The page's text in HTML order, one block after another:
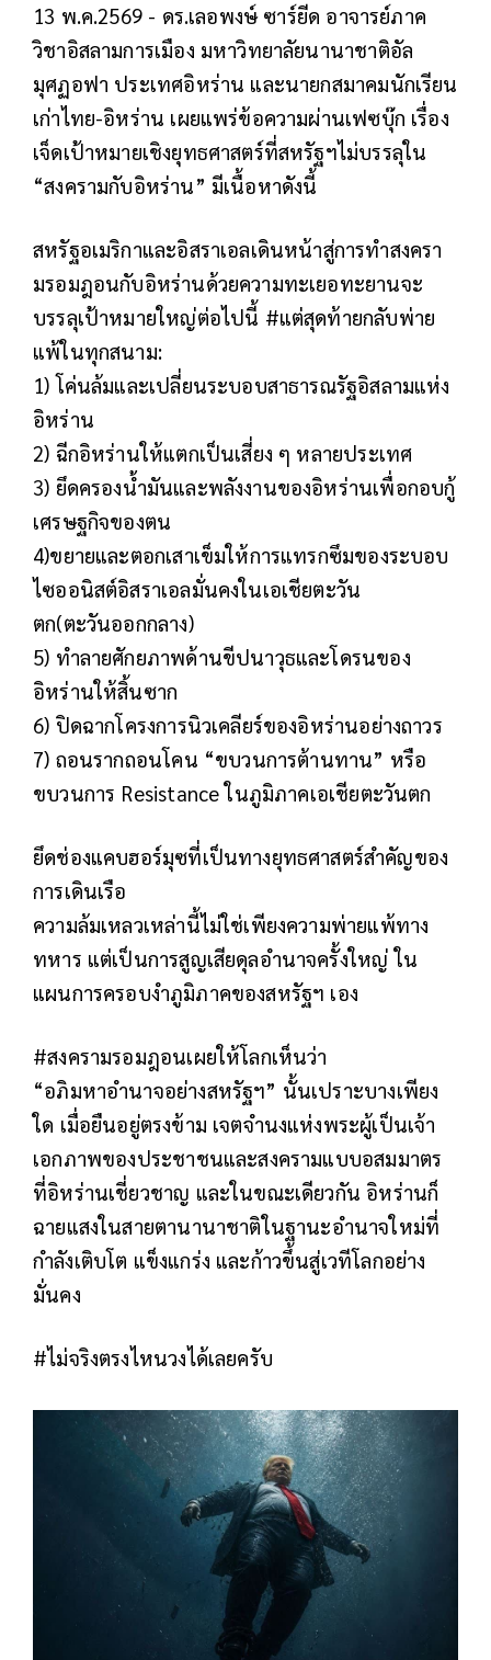
13 พ.ค.2569 - ดร.เลอพงษ์ ซาร์ยีด อาจารย์ภาค
วิชาอิสลามการเมือง มหาวิทยาลัยนานาชาติอัล
มุศฏอฟา ประเทศอิหร่าน และนายกสมาคมนักเรียน
เก่าไทย-อิหร่าน เผยแพร่ข้อความผ่านเฟซบุ๊ก เรื่อง
เจ็ดเป้าหมายเชิงยุทธศาสตร์ที่สหรัฐฯไม่บรรลุใน
“สงครามกับอิหร่าน” มีเนื้อหาดังนี้
สหรัฐอเมริกาและอิสราเอลเดินหน้าสู่การทำสงครา
มรอมฎอนกับอิหร่านด้วยความทะเยอทะยานจะ
บรรลุเป้าหมายใหญ่ต่อไปนี้ #แต่สุดท้ายกลับพ่าย
แพ้ในทุกสนาม:
1) โค่นล้มและเปลี่ยนระบอบสาธารณรัฐอิสลามแห่ง
อิหร่าน
2) ฉีกอิหร่านให้แตกเป็นเสี่ยง ๆ หลายประเทศ
3) ยึดครองน้ำมันและพลังงานของอิหร่านเพื่อกอบกู้
เศรษฐกิจของตน
4)ขยายและตอกเสาเข็มให้การแทรกซึมของระบอบ
ไซออนิสต์อิสราเอลมั่นคงในเอเชียตะวัน
ตก(ตะวันออกกลาง)
5) ทำลายศักยภาพด้านขีปนาวุธและโดรนของ
อิหร่านให้สิ้นซาก
6) ปิดฉากโครงการนิวเคลียร์ของอิหร่านอย่างถาวร
7) ถอนรากถอนโคน “ขบวนการต้านทาน” หรือ
ขบวนการ Resistance ในภูมิภาคเอเชียตะวันตก
ยึดช่องแคบฮอร์มุซที่เป็นทางยุทธศาสตร์สำคัญของ
การเดินเรือ
ความล้มเหลวเหล่านี้ไม่ใช่เพียงความพ่ายแพ้ทาง
ทหาร แต่เป็นการสูญเสียดุลอำนาจครั้งใหญ่ ใน
แผนการครอบงำภูมิภาคของสหรัฐฯ เอง
#สงครามรอมฎอนเผยให้โลกเห็นว่า
“อภิมหาอำนาจอย่างสหรัฐฯ” นั้นเปราะบางเพียง
ใด เมื่อยืนอยู่ตรงข้าม เจตจำนงแห่งพระผู้เป็นเจ้า
เอกภาพของประชาชนและสงครามแบบอสมมาตร
ที่อิหร่านเชี่ยวชาญ และในขณะเดียวกัน อิหร่านก็
ฉายแสงในสายตานานาชาติในฐานะอำนาจใหม่ที่
กำลังเติบโต แข็งแกร่ง และก้าวขึ้นสู่เวทีโลกอย่าง
มั่นคง
#ไม่จริงตรงไหนวงได้เลยครับ